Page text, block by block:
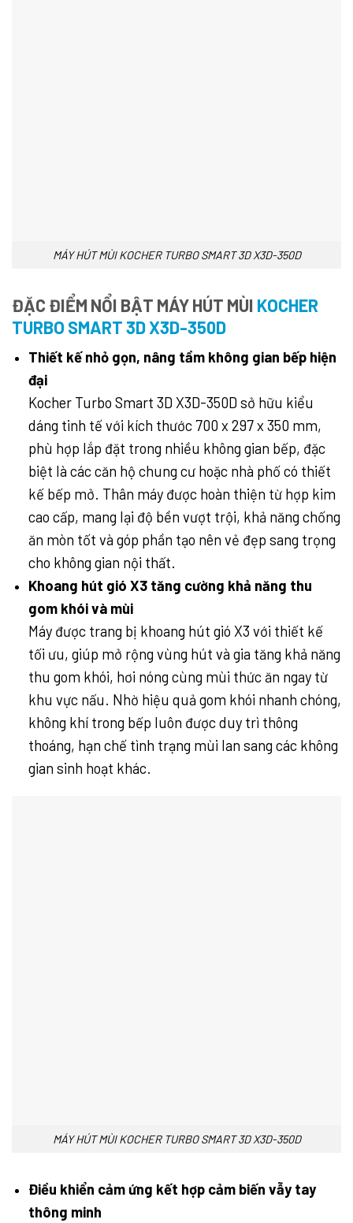
MÁY HÚT MÙI KOCHER TURBO SMART 3D X3D-350D
ĐẶC ĐIỂM NỔI BẬT MÁY HÚT MÙI KOCHER
TURBO SMART 3D X3D-350D
Thiết kế nhỏ gọn, nâng tầm không gian bếp hiện
đại
Kocher Turbo Smart 3D X3D-350D sở hữu kiểu
dáng tinh tế với kích thước 700 x 297 x 350 mm,
phù hợp lắp đặt trong nhiều không gian bếp, đặc
biệt là các căn hộ chung cư hoặc nhà phố có thiết
kế bếp mở. Thân máy được hoàn thiện từ hợp kim
cao cấp, mang lại độ bền vượt trội, khả năng chống
ăn mòn tốt và góp phần tạo nên vẻ đẹp sang trọng
cho không gian nội thất.
Khoang hút gió X3 tăng cường khả năng thu
gom khói và mùi
Máy được trang bị khoang hút gió X3 với thiết kế
tối ưu, giúp mở rộng vùng hút và gia tăng khả năng
thu gom khói, hơi nóng cùng mùi thức ăn ngay từ
khu vực nấu. Nhờ hiệu quả gom khói nhanh chóng,
không khí trong bếp luôn được duy trì thông
thoáng, hạn chế tình trạng mùi lan sang các không
gian sinh hoạt khác.
MÁY HÚT MÙI KOCHER TURBO SMART 3D X3D-350D
Điều khiển cảm ứng kết hợp cảm biến vẫy tay
thông minh